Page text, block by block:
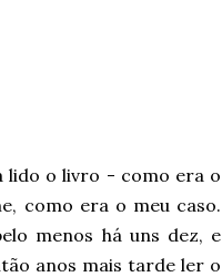
lido o livro - como era o
como era o meu caso.
menos há uns dez, e
anos mais tarde ler o